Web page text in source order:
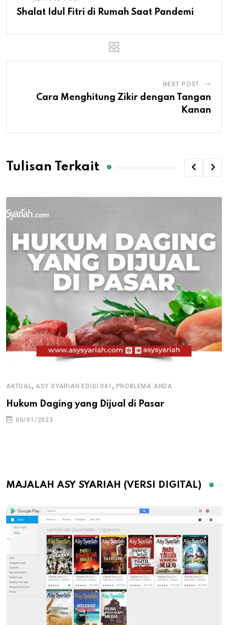
Shalat Idul Fitri di Rumah Saat Pandemi
NEXT POST
Cara Menghitung Zikir dengan Tangan
Kanan
Tulisan Terkait
AKTUAL, ASY SYARIAH EDISI 041 , PROBLEMA ANDA
Hukum Daging yang Dijual di Pasar
06/01/2023
MAJALAH ASY SYARIAH (VERSI DIGITAL)